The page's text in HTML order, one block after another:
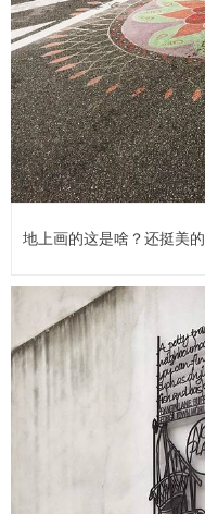
地上画的这是啥？还挺美的